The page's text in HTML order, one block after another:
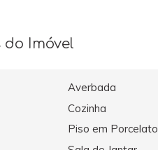
Imóvel
Averbada
Cozinha
Piso em Porcelato